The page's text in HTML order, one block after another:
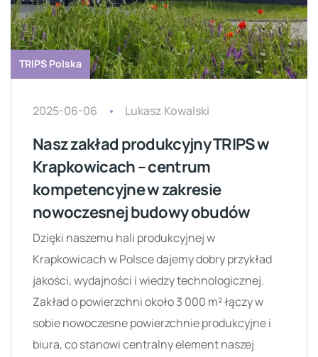
TRIPS Polska
2025-06-06 Lukasz Kowalski
Nasz zakład produkcyjny TRIPS w
Krapkowicach – centrum
kompetencyjne w zakresie
nowoczesnej budowy obudów
Dzięki naszemu hali produkcyjnej w
Krapkowicach w Polsce dajemy dobry przykład
jakości, wydajności i wiedzy technologicznej.
Zakład o powierzchni około 3 000 m² łączy w
sobie nowoczesne powierzchnie produkcyjne i
biura, co stanowi centralny element naszej